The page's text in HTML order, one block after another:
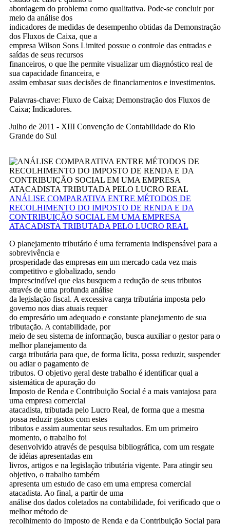
abordagem do problema como qualitativa. Pode-se concluir por
meio da análise dos
indicadores de medidas de desempenho obtidas da Demonstração
dos Fluxos de Caixa, que a
empresa Wilson Sons Limited possue o controle das entradas e
saídas de seus recursos
financeiros, o que lhe permite visualizar um diagnóstico real de
sua capacidade financeira, e
assim embasar suas decisões de financiamentos e investimentos.
Palavras-chave: Fluxo de Caixa; Demonstração dos Fluxos de
Caixa; Indicadores.
Julho de 2011 - XIII Convenção de Contabilidade do Rio
Grande do Sul
ANÁLISE COMPARATIVA ENTRE MÉTODOS DE
RECOLHIMENTO DO IMPOSTO DE RENDA E DA
CONTRIBUIÇÃO SOCIAL EM UMA EMPRESA
ATACADISTA TRIBUTADA PELO LUCRO REAL
O planejamento tributário é uma ferramenta indispensável para a
sobrevivência e
prosperidade das empresas em um mercado cada vez mais
competitivo e globalizado, sendo
imprescindível que elas busquem a redução de seus tributos
através de uma profunda análise
da legislação fiscal. A excessiva carga tributária imposta pelo
governo nos dias atuais requer
do empresário um adequado e constante planejamento de sua
tributação. A contabilidade, por
meio de seu sistema de informação, busca auxiliar o gestor para o
melhor planejamento da
carga tributária para que, de forma lícita, possa reduzir, suspender
ou adiar o pagamento de
tributos. O objetivo geral deste trabalho é identificar qual a
sistemática de apuração do
Imposto de Renda e Contribuição Social é a mais vantajosa para
uma empresa comercial
atacadista, tributada pelo Lucro Real, de forma que a mesma
possa reduzir gastos com estes
tributos e assim aumentar seus resultados. Em um primeiro
momento, o trabalho foi
desenvolvido através de pesquisa bibliográfica, com um resgate
de idéias apresentadas em
livros, artigos e na legislação tributária vigente. Para atingir seu
objetivo, o trabalho também
apresenta um estudo de caso em uma empresa comercial
atacadista. Ao final, a partir de uma
análise dos dados coletados na contabilidade, foi verificado que o
melhor método de
recolhimento do Imposto de Renda e da Contribuição Social para